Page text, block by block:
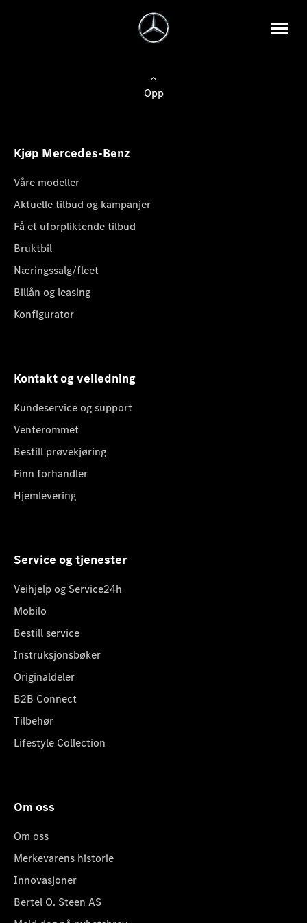
Opp
Kjøp Mercedes-Benz
Våre modeller
Aktuelle tilbud og kampanjer
Få et uforpliktende tilbud
Bruktbil
Næringssalg/fleet
Billån og leasing
Konfigurator
Kontakt og veiledning
Kundeservice og support
Venterommet
Bestill prøvekjøring
Finn forhandler
Hjemlevering
Service og tjenester
Veihjelp og Service24h
Mobilo
Bestill service
Instruksjonsbøker
Originaldeler
B2B Connect
Tilbehør
Lifestyle Collection
Om oss
Om oss
Merkevarens historie
Innovasjoner
Bertel O. Steen AS